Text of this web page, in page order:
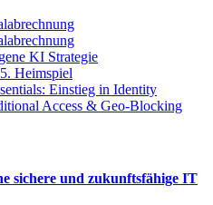
KI Strategie
Heimspiel
Einstieg in Identity
Access & Geo‑Blocking
sichere und zukunftsfähige IT